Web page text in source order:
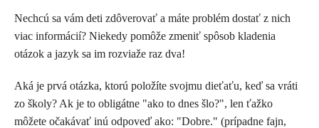
Nechcú sa vám deti zdôverovať a máte problém dostať z nich
viac informácií? Niekedy pomôže zmeniť spôsob kladenia
otázok a jazyk sa im rozviaže raz dva!
Aká je prvá otázka, ktorú položíte svojmu dieťaťu, keď sa vráti
zo školy? Ak je to obligátne "ako to dnes šlo?", len ťažko
môžete očakávať inú odpoveď ako: "Dobre." (prípadne fajn,